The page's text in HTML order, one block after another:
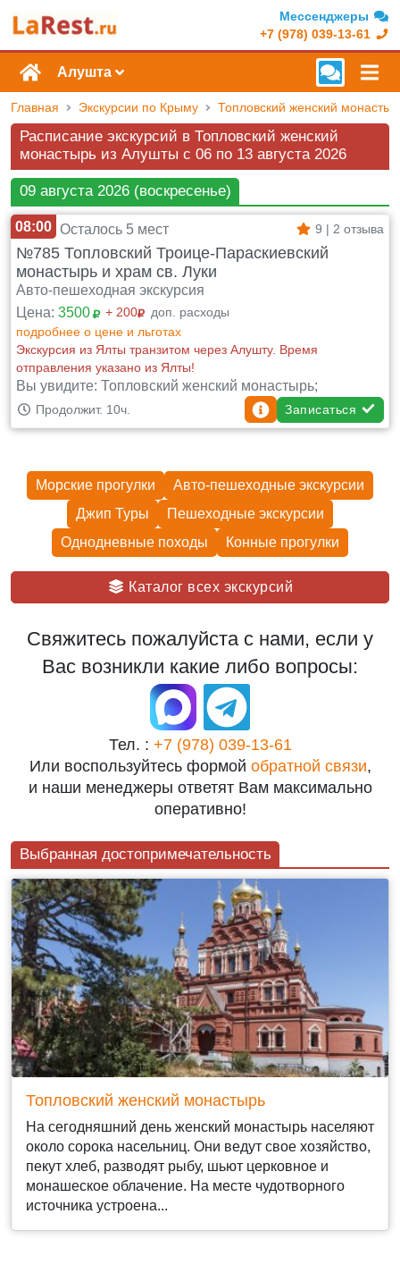
Мессенджеры
+7 (978) 039-13-61
Алушта
Главная Экскурсии по Крыму Топловский женский
Расписание экскурсий в Топловский женский
монастырь из Алушты c 06 по 13 августа 2026
09 августа 2026 (воскресенье)
08:00 Осталось 5 мест 9 | 2 отзыва
№785 Топловский Троице-Параскиевский
монастырь и храм св. Луки
Авто-пешеходная экскурсия
Цена: 3500 + 200
доп. расходы
подробнее о цене и льготах
Экскурсия из Ялты транзитом через Алушту. Время
отправления указано из Ялты!
Вы увидите: Топловский женский монастырь;
Продолжит. 10ч. Записаться
Морские прогулки
Авто-пешеходные экскурсии
Джип Туры
Пешеходные экскурcии
Однодневные походы
Конные прогулки
Каталог всех экскурсий
Свяжитесь пожалуйста с нами, если у
Вас возникли какие либо вопросы:
Тел. : +7 (978) 039-13-61
Или воспользуйтесь формой обратной связи,
и наши менеджеры ответят Вам максимально
оперативно!
Выбранная достопримечательность
Топловский женский монастырь
На сегодняшний день женский монастырь населяют
около сорока насельниц. Они ведут свое хозяйство,
пекут хлеб, разводят рыбу, шьют церковное и
монашеское облачение. На месте чудотворного
источника устроена...